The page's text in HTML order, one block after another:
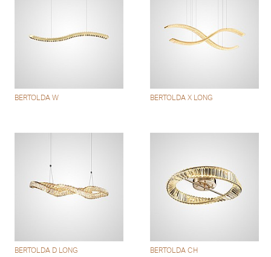
BERTOLDA W BERTOLDA X LONG
BERTOLDA D LONG BERTOLDA CH